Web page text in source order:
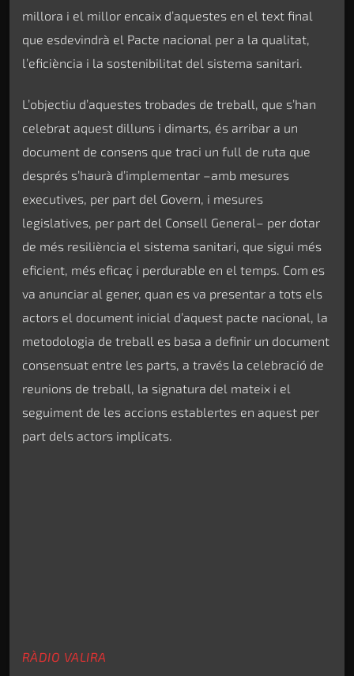
millora i el millor encaix d’aquestes en el text final
que esdevindrà el Pacte nacional per a la qualitat,
l’eficiència i la sostenibilitat del sistema sanitari.
L’objectiu d’aquestes trobades de treball, que s’han
celebrat aquest dilluns i dimarts, és arribar a un
document de consens que traci un full de ruta que
després s’haurà d’implementar –amb mesures
executives, per part del Govern, i mesures
legislatives, per part del Consell General– per dotar
de més resiliència el sistema sanitari, que sigui més
eficient, més eficaç i perdurable en el temps. Com es
va anunciar al gener, quan es va presentar a tots els
actors el document inicial d’aquest pacte nacional, la
metodologia de treball es basa a definir un document
consensuat entre les parts, a través la celebració de
reunions de treball, la signatura del mateix i el
seguiment de les accions establertes en aquest per
part dels actors implicats.
RÀDIO VALIRA